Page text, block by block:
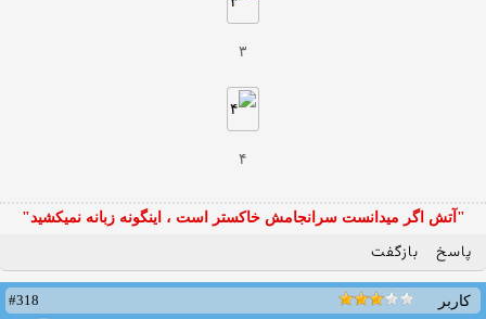
۳
۴
"آتش اگر ميدانست سرانجامش خاكستر است ، اينگونه زبانه نميكشيد"
پاسخ بازگفت
کاربر
#318